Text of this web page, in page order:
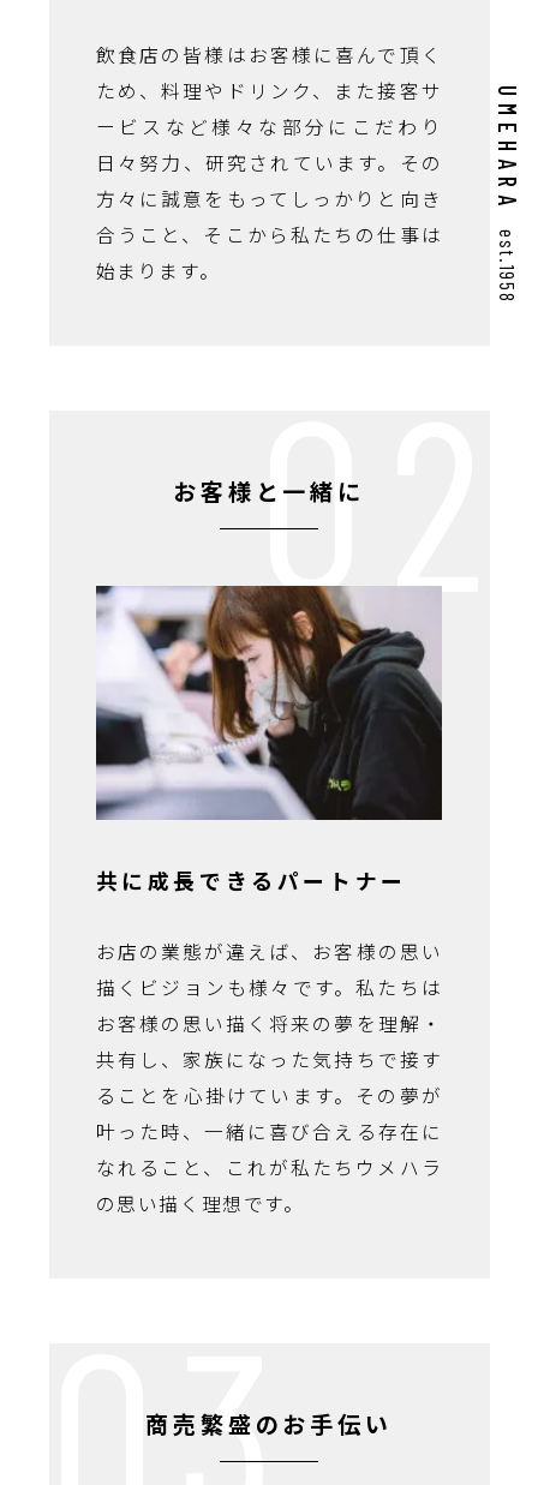
飲食店の皆様はお客様に喜んで頂く
ため、料理やドリンク、また接客サ
ービスなど様々な部分にこだわり
日々努力、研究されています。その
方々に誠意をもってしっかりと向き
合うこと、そこから私たちの仕事は
始まります。
お客様と一緒に
共に成長できるパートナー
お店の業態が違えば、お客様の思い
描くビジョンも様々です。私たちは
お客様の思い描く将来の夢を理解・
共有し、家族になった気持ちで接す
ることを心掛けています。その夢が
叶った時、一緒に喜び合える存在に
なれること、これが私たちウメハラ
の思い描く理想です。
商売繁盛のお手伝い
UMEHARA
est.1958